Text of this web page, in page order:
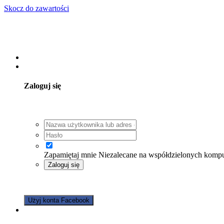
Skocz do zawartości
Zaloguj się
Zapamiętaj mnie Niezalecane na współdzielonych
Zaloguj się
Użyj konta Facebook